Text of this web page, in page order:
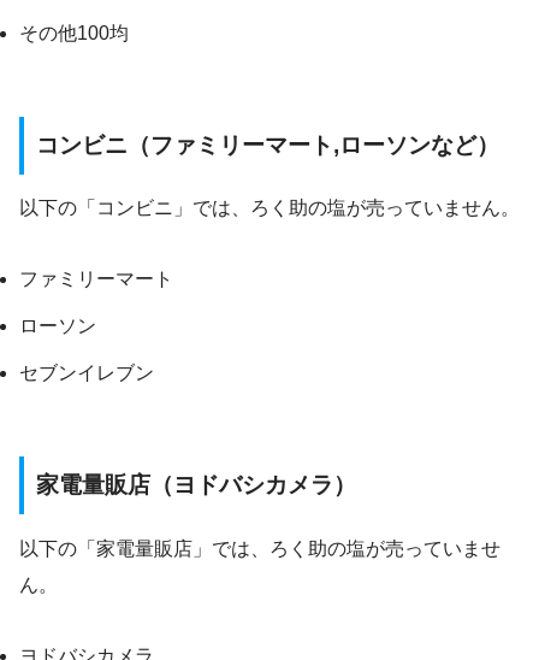
その他100均
コンビニ（ファミリーマート,ローソンなど）
以下の「コンビニ」では、ろく助の塩が売っていません。
ファミリーマート
ローソン
セブンイレブン
家電量販店（ヨドバシカメラ）
以下の「家電量販店」では、ろく助の塩が売っていませ
ん。
ヨドバシカメラ